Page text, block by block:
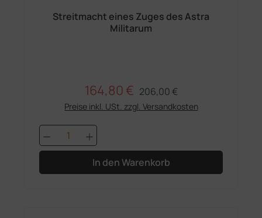
Streitmacht eines Zuges des Astra
Militarum
Verkaufspreis:
164,80 € Regulärer Preis:
206,00 €
Preise inkl. USt. zzgl. Versandkosten
Produkt Anzahl: Gib den
In den Warenkorb